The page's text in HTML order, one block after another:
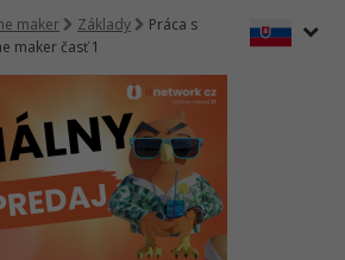
-80%
maker Základy
Práca s
maker časť 1